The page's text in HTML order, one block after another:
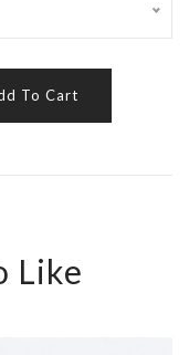
To Cart
Like